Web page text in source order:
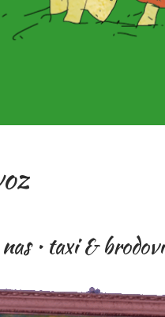
• taxi & brodovi